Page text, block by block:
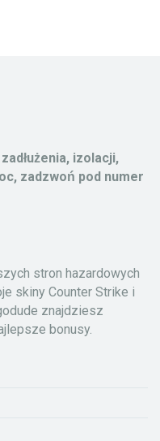
izolacji,
zadzwoń pod numer
stron hazardowych
skiny Counter Strike i
znajdziesz
bonusy.